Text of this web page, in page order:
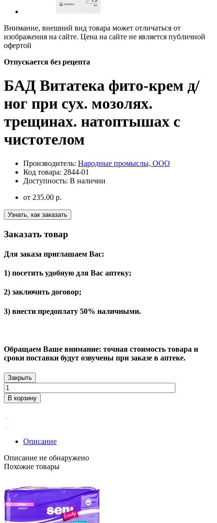
Внимание, внешний вид товара может отличаться от
изображения на сайте. Цена на сайте не является публичной
офертой
Отпускается без рецепта
БАД Витатека фито-крем д/
ног при сух. мозолях.
трещинах. натоптышах с
чистотелом
Производитель: Народные промыслы, ООО
Код товара: 2844-01
Доступность: В наличии
от 235.00 р.
Узнать, как заказать
Заказать товар
Для заказа приглашаем Вас:
1) посетить удобную для Вас аптеку;
2) заключить договор;
3) внести предоплату 50% наличными.
Обращаем Ваше внимание: точная стоимость товара и
сроки поставки будут озвучены при заказе в аптеке.
Закрыть
В корзину
Описание
Описание не обнаружено
Похожие товары